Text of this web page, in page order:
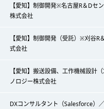
【愛知】制御開発※名古屋R＆Dセ
株式会社
【愛知】制御開発（受託）※刈谷
式会社
【愛知】搬送設備、工作機械設計
ノロジー株式会社
DXコンサルタント（Salesforce）